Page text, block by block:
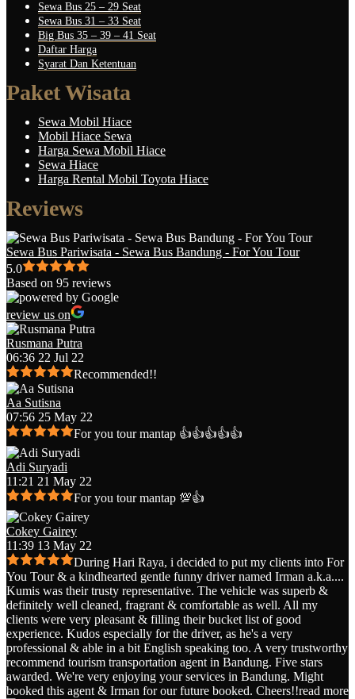
Sewa Bus 25 – 29 Seat
Sewa Bus 31 – 33 Seat
Big Bus 35 – 39 – 41 Seat
Daftar Harga
Syarat Dan Ketentuan
Paket Wisata
Sewa Mobil Hiace
Mobil Hiace Sewa
Harga Sewa Mobil Hiace
Sewa Hiace
Harga Rental Mobil Toyota Hiace
Reviews
Sewa Bus Pariwisata - Sewa Bus Bandung - For You Tour
5.0
Based on 95 reviews
review us on
Rusmana Putra
06:36 22 Jul 22
Recommended!!
Aa Sutisna
07:56 25 May 22
For you tour mantap 👍👍👍👍👍
Adi Suryadi
11:21 21 May 22
For you tour mantap 💯👍
Cokey Gairey
11:39 13 May 22
During Hari Raya, i decided to put my clients into For
You Tour & a kindhearted gentle funny driver named Irman a.k.a....
Kumis was their trusty representative. The vehicle was superb &
definitely well cleaned, fragrant & comfortable as well. All my
clients were very pleasant & filling their bucket list of good
experience. Kudos especially for the driver, as he's a very
professional & able in a bit English speaking too. A very trustworthy
recommend tourism transportation agent in Bandung. Five stars
awarded. We're very enjoying your services in Bandung. Might
booked this agent & Irman for our future booked. Cheers!!read more